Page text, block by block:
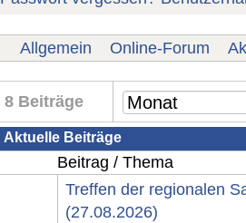
Allgemein Online-Forum
8 Beiträge
Aktuelle Beiträge
Beitrag / Thema
Treffen der regionalen
(27.08.2026)